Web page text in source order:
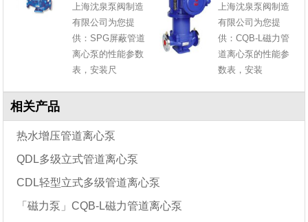
上海沈泉泵阀制造
有限公司为您提
供：SPG屏蔽管道
离心泵的性能参数
表，安装尺
上海沈泉泵阀制造
有限公司为您提
供：CQB-L磁力管
道离心泵的性能参
数表，安装
相关产品
热水增压管道离心泵
QDL多级立式管道离心泵
CDL轻型立式多级管道离心泵
「磁力泵」CQB-L磁力管道离心泵